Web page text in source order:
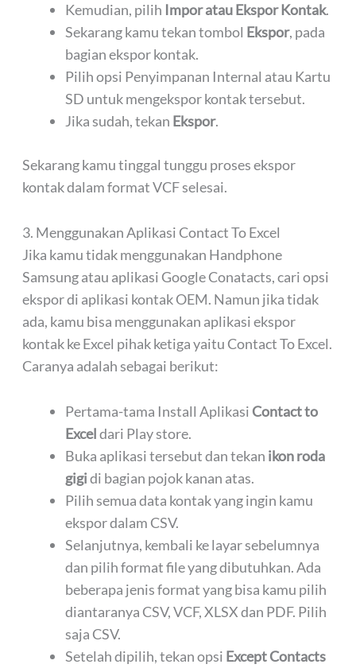
Kemudian, pilih Impor atau Ekspor Kontak.
Sekarang kamu tekan tombol Ekspor, pada
bagian ekspor kontak.
Pilih opsi Penyimpanan Internal atau Kartu
SD untuk mengekspor kontak tersebut.
Jika sudah, tekan Ekspor.
Sekarang kamu tinggal tunggu proses ekspor
kontak dalam format VCF selesai.
3. Menggunakan Aplikasi Contact To Excel
Jika kamu tidak menggunakan Handphone
Samsung atau aplikasi Google Conatacts, cari opsi
ekspor di aplikasi kontak OEM. Namun jika tidak
ada, kamu bisa menggunakan aplikasi ekspor
kontak ke Excel pihak ketiga yaitu Contact To Excel.
Caranya adalah sebagai berikut:
Pertama-tama Install Aplikasi Contact to
Exceldari Play store.
Buka aplikasi tersebut dan tekan ikon roda
gigidi bagian pojok kanan atas.
Pilih semua data kontak yang ingin kamu
ekspor dalam CSV.
Selanjutnya, kembali ke layar sebelumnya
dan pilih format file yang dibutuhkan. Ada
beberapa jenis format yang bisa kamu pilih
diantaranya CSV, VCF, XLSX dan PDF. Pilih
saja CSV.
Setelah dipilih, tekan opsi Except Contacts